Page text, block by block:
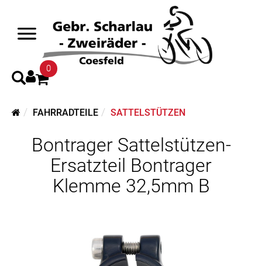
0
FAHRRADTEILE SATTELSTÜTZEN
Bontrager Sattelstützen-
Ersatzteil Bontrager
Klemme 32,5mm B